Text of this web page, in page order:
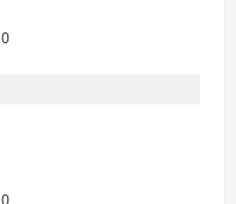
0
0